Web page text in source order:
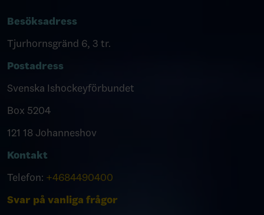
Besöksadress
Tjurhornsgränd 6, 3 tr.
Postadress
Svenska Ishockeyförbundet
Box 5204
121 18 Johanneshov
Kontakt
Telefon: +4684490400
Svar på vanliga frågor